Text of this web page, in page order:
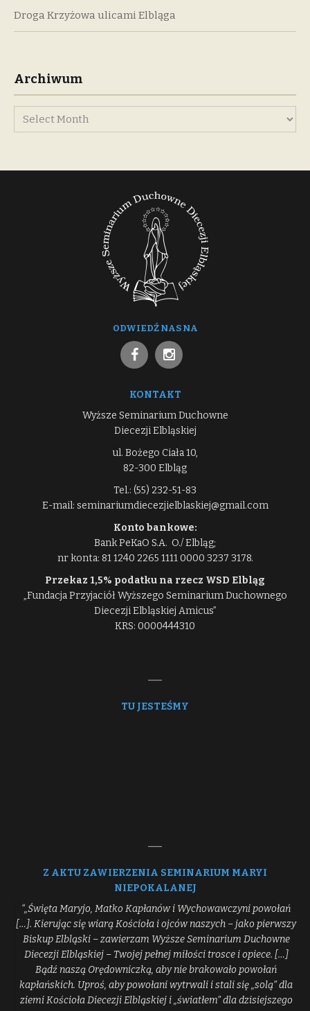
Droga Krzyżowa ulicami Elbląga
Archiwum
ODWIEDŹ NAS NA
KONTAKT
Wyższe Seminarium Duchowne
Diecezji Elbląskiej
ul. Bożego Ciała 10,
82-300 Elbląg
Tel.: (55) 232-51-83
E-mail: seminariumdiecezjielblaskiej@gmail.com
Konto bankowe:
Bank PeKaO S.A. O./ Elbląg;
nr konta: 81 1240 2265 1111 0000 3237 3178.
Przekaz 1,5% podatku na rzecz WSD Elbląg
„Fundacja Przyjaciół Wyższego Seminarium Duchownego
Diecezji Elbląskiej Amicus”
KRS: 0000444310
TU JESTEŚMY
Z AKTU ZAWIERZENIA SEMINARIUM MARYI
NIEPOKALANEJ
“„Święta Maryjo, Matko Kapłanów i Wychowawczyni powołań
[…]. Kierując się wiarą Kościoła i ojców naszych – jako pierwszy
Biskup Elbląski – zawierzam Wyższe Seminarium Duchowne
Diecezji Elbląskiej – Twojej pełnej miłości trosce i opiece. […]
Bądź naszą Orędowniczką, aby nie brakowało powołań
kapłańskich. Uproś, aby powołani wytrwali i stali się „solą” dla
ziemi Kościoła Diecezji Elbląskiej i „światłem” dla dzisiejszego